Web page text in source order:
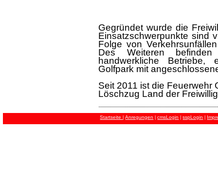
Gegründet wurde die
Einsatzschwerpunkte sind
Folge von
Des Weiteren
handwerkliche Betriebe,
Golfpark mit
Seit 2011 ist die Feuerwehr
Löschzug Land der
Startseite |Anregungen |cmsLogin |sspLogin